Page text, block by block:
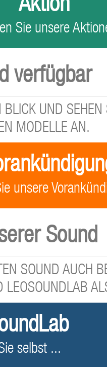
Aktion
Sie unsere
verfügbar
BLICK UND SEHEN
MODELLE AN.
unsere
Sound
SOUND AUCH
LEOSOUNDLAB
selbst ...